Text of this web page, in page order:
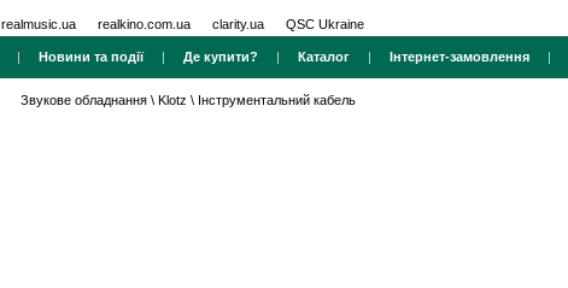
realmusic.ua realkino.com.ua clarity.ua QSC Ukraine
| Новини та події| Де купити? | Каталог | Інтернет-замовлення |
Звукове обладнання \ Klotz \ Інструментальний кабель